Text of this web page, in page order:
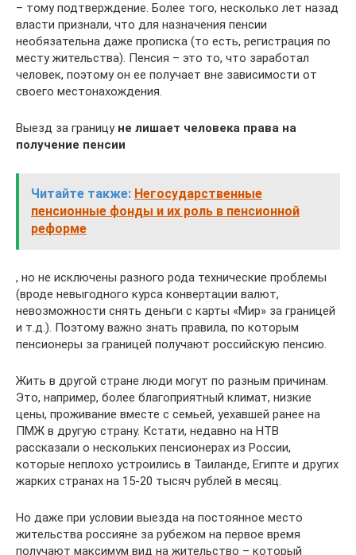
– тому подтверждение. Более того, несколько лет назад
власти признали, что для назначения пенсии
необязательна даже прописка (то есть, регистрация по
месту жительства). Пенсия – это то, что заработал
человек, поэтому он ее получает вне зависимости от
своего местонахождения.
Выезд за границу не лишает человека права на
получение пенсии
Читайте также: Негосударственные
пенсионные фонды и их роль в пенсионной
реформе
, но не исключены разного рода технические проблемы
(вроде невыгодного курса конвертации валют,
невозможности снять деньги с карты «Мир» за границей
и т.д.). Поэтому важно знать правила, по которым
пенсионеры за границей получают российскую пенсию.
Жить в другой стране люди могут по разным причинам.
Это, например, более благоприятный климат, низкие
цены, проживание вместе с семьей, уехавшей ранее на
ПМЖ в другую страну. Кстати, недавно на НТВ
рассказали о нескольких пенсионерах из России,
которые неплохо устроились в Таиланде, Египте и других
жарких странах на 15-20 тысяч рублей в месяц.
Но даже при условии выезда на постоянное место
жительства россияне за рубежом на первое время
получают максимум вид на жительство – который